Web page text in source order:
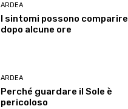
ARDEA
I sintomi possono comparire
dopo alcune ore
ARDEA
Perché guardare il Sole è
pericoloso